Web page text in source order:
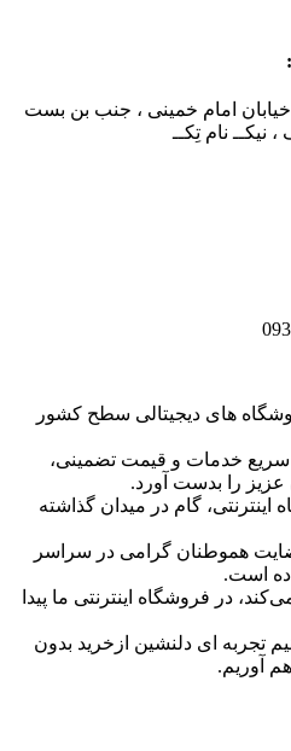
امام خمینی ، جنب بن بست
نام تِکــ
های دیجیتالی سطح کشور
سریع خدمات و قیمت تضمینی،
را بدست آورد.
اینترنتی، گام در میدان گذاشته
هموطنان گرامی در سراسر
است.
در فروشگاه اینترنتی ما پیدا
تجربه ای دلنشین ازخرید بدون
آوریم.